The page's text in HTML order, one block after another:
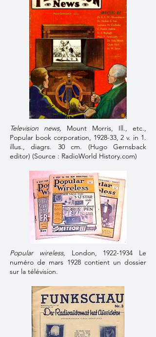
Television news, Mount Morris, Ill., etc.,
Popular book corporation, 1928-33, 2 v. in 1.
illus., diagrs. 30 cm. (Hugo Gernsback
editor) (Source : RadioWorld History.com)
Popular wireless, London, 1922-1934 Le
numéro de mars 1928 contient un dossier
sur la télévision.